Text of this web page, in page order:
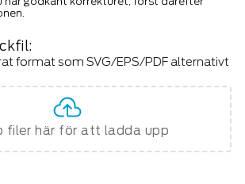
format som SVG/EPS/PDF alternativt
filer här för att ladda upp